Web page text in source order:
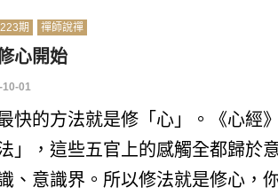
期 禪師說禪
心開始
10-01
快的方法就是修「心」。《心經
」，這些五官上的感觸全都歸於
、意識界。所以修法就是修心，